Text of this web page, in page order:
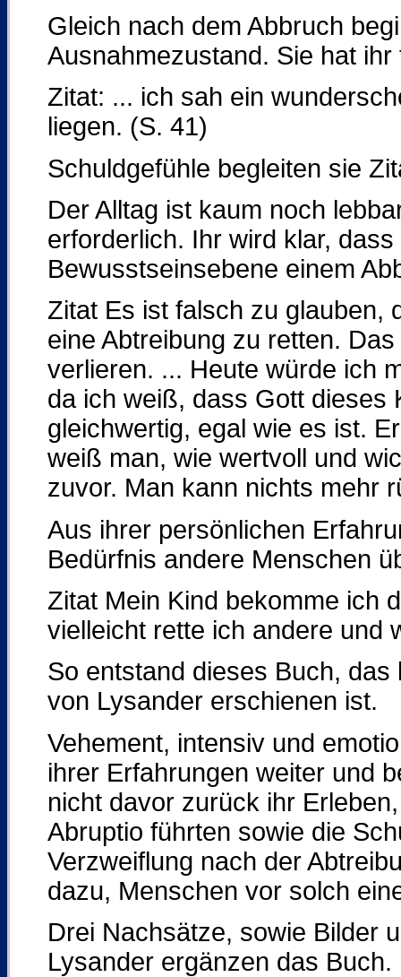
Gleich nach dem Abbruch
Ausnahmezustand. Sie hat
Zitat: ... ich sah ein
liegen. (S. 41)
Schuldgefühle begleiten sie
Der Alltag ist kaum noch
erforderlich. Ihr wird klar,
Bewusstseinsebene einem
Zitat Es ist falsch zu glauben,
eine Abtreibung zu retten.
verlieren. ... Heute würde ich
da ich weiß, dass Gott dieses
gleichwertig, egal wie es ist.
weiß man, wie wertvoll und
zuvor. Man kann nichts mehr
Aus ihrer persönlichen
Bedürfnis andere Menschen
Zitat Mein Kind bekomme ich
vielleicht rette ich andere und
So entstand dieses Buch,
von Lysander erschienen ist.
Vehement, intensiv und
ihrer Erfahrungen weiter und
nicht davor zurück ihr
Abruptio führten sowie die
Verzweiflung nach der
dazu, Menschen vor solch
Drei Nachsätze, sowie Bilder
Lysander ergänzen das Buch.